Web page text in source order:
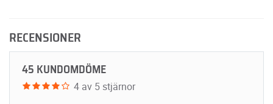
RECENSIONER
45 KUNDOMDÖME
4 av 5 stjärnor